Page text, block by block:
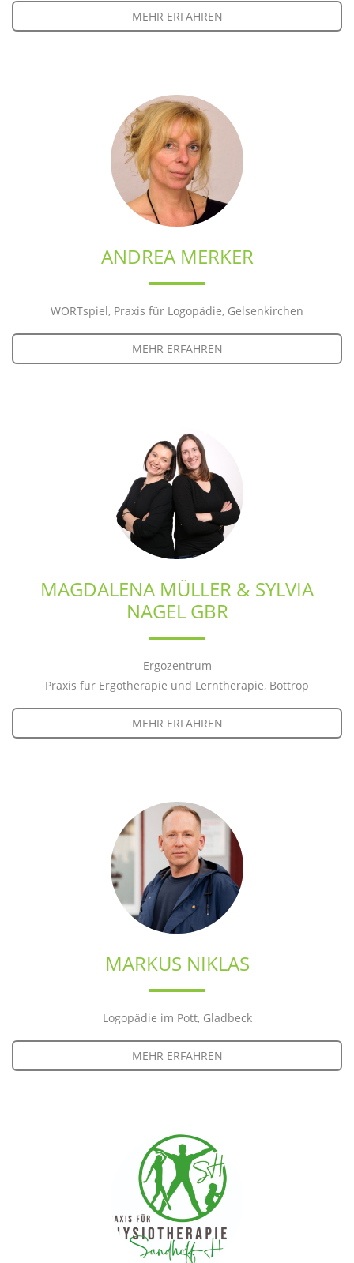
MEHR ERFAHREN
ANDREA MERKER
WORTspiel, Praxis für Logopädie, Gelsenkirchen
MEHR ERFAHREN
MAGDALENA MÜLLER & SYLVIA
NAGEL GBR
Ergozentrum
Praxis für Ergotherapie und Lerntherapie, Bottrop
MEHR ERFAHREN
MARKUS NIKLAS
Logopädie im Pott, Gladbeck
MEHR ERFAHREN